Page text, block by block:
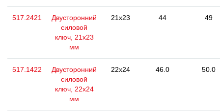
517.2421
Двусторонний
силовой
ключ, 21x23
мм
21x23 44 49
517.1422
Двусторонний
силовой
ключ, 22x24
мм
22x24 46.0 50.0